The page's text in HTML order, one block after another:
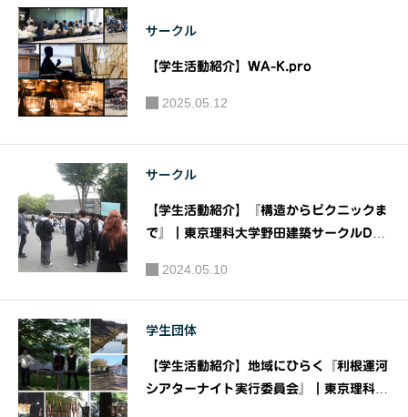
豊雄『第6
回 建築
って何だ
ろう』
の6回連続
講座」 ｜
JIA関東甲
信越支部
金曜の会
社/日建学
サークル
【学生活動紹介】WA-K.pro
2025.05.12
サークル
【学生活動紹介】『構造からピクニックま
で』｜東京理科大学野田建築サークルDO
2024.05.10
学生団体
【学生活動紹介】地域にひらく『利根運河
シアターナイト実行委員会』｜東京理科大